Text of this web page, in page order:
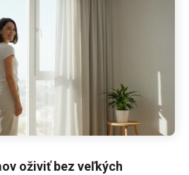
oživiť bez veľkých